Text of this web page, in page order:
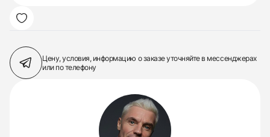
Цену, условия, информацию о заказеуточняйте в мессенджерах
или по телефону